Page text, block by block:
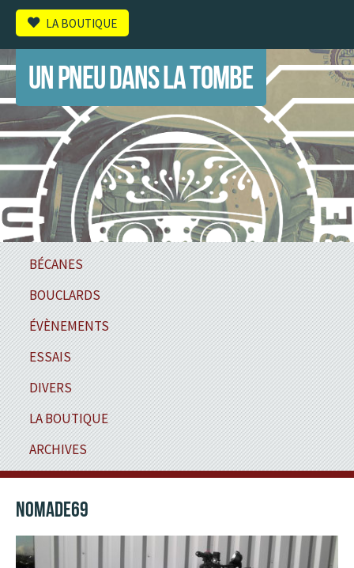
LA BOUTIQUE
UN PNEU DANS LA TOMBE
BÉCANES
BOUCLARDS
ÉVÈNEMENTS
ESSAIS
DIVERS
LA BOUTIQUE
ARCHIVES
NOMADE69